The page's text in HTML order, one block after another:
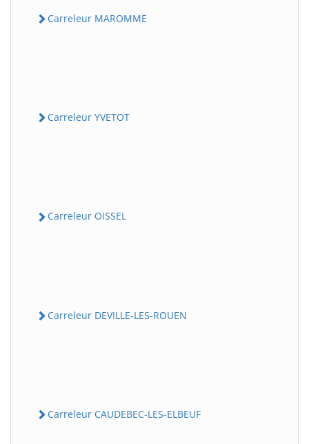
Carreleur MAROMME
Carreleur YVETOT
Carreleur OISSEL
Carreleur DEVILLE-LES-ROUEN
Carreleur CAUDEBEC-LES-ELBEUF